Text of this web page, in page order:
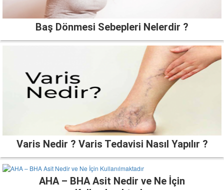
Baş Dönmesi Sebepleri Nelerdir ?
Varis Nedir ? Varis Tedavisi Nasıl Yapılır ?
AHA – BHA Asit Nedir ve Ne İçin